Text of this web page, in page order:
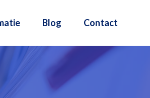
Blog Contact